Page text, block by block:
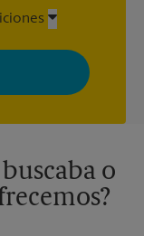
de The UPS
y mensajes
en cualquier
política de
o